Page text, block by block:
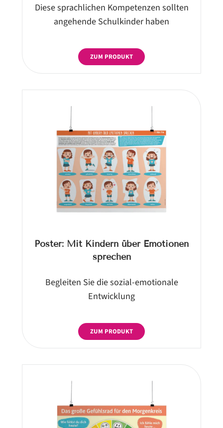
Diese sprachlichen Kompetenzen sollten
angehende Schulkinder haben
ZUM PRODUKT
Poster: Mit Kindern über Emotionen
sprechen
Begleiten Sie die sozial-emotionale
Entwicklung
ZUM PRODUKT